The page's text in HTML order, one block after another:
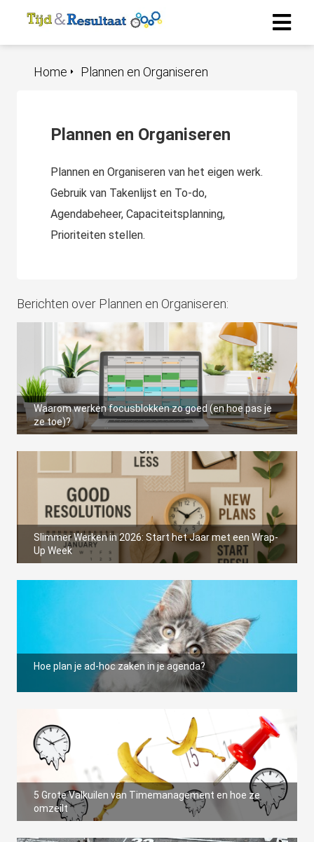
Plannen en Organiseren
Home
Plannen en Organiseren
Plannen en Organiseren van het eigen werk.
Gebruik van Takenlijst en To-do,
Agendabeheer, Capaciteitsplanning,
Prioriteiten stellen.
Berichten over Plannen en Organiseren:
Waarom werken focusblokken zo goed (en hoe pas je
ze toe)?
Slimmer Werken in 2026: Start het Jaar met een Wrap-
Up Week
Hoe plan je ad-hoc zaken in je agenda?
5 Grote Valkuilen van Timemanagement en hoe ze
omzeilt